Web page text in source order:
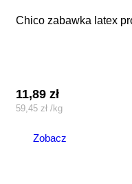
chico zabawka latex
11,89zł
59,45 zł /kg
Zobacz